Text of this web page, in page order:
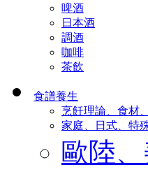
啤酒
日本酒
調酒
咖啡
茶飲
食譜養生
烹飪理論、食材
家庭、日式、特
歐陸、